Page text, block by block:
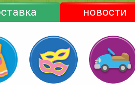
новости